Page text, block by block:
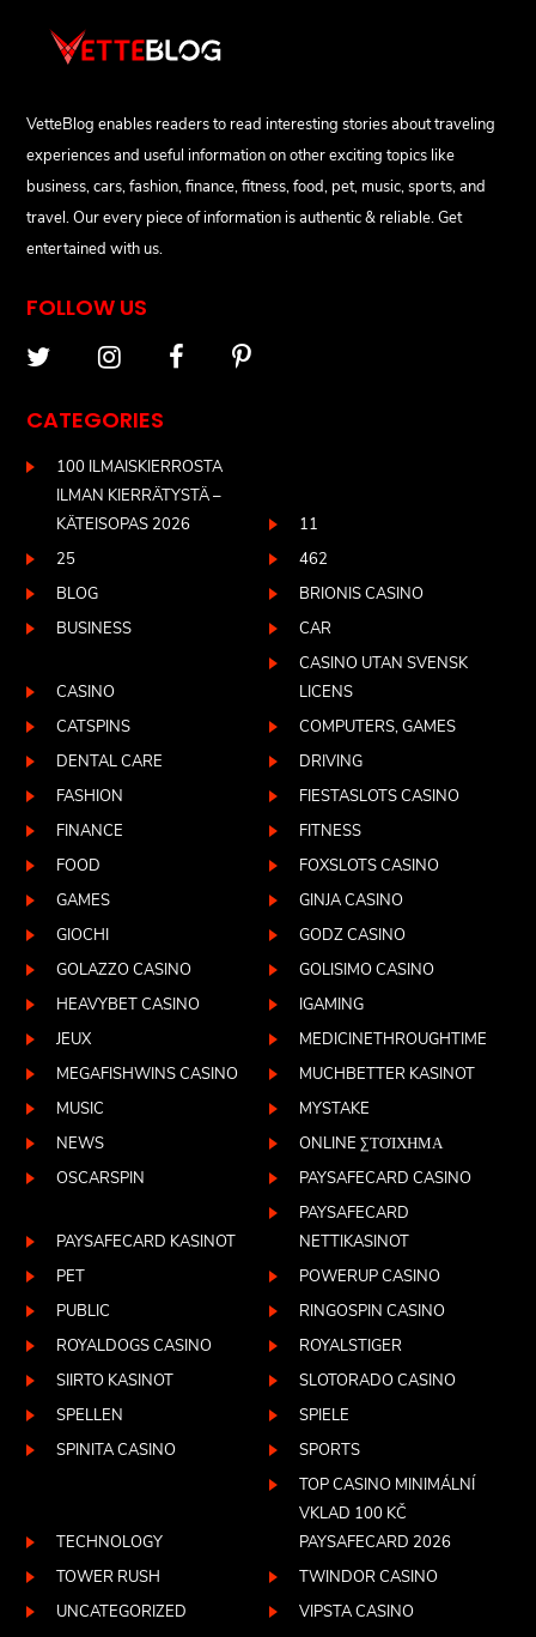
VetteBlog enables readers to read interesting stories about traveling
experiences and useful information on other exciting topics like
business, cars, fashion, finance, fitness, food, pet, music, sports, and
travel. Our every piece of information is authentic & reliable. Get
entertained with us.
FOLLOW US
CATEGORIES
100 ILMAISKIERROSTA
ILMAN KIERRÄTYSTÄ –
KÄTEISOPAS 2026
11
25
462
BLOG
BRIONIS CASINO
BUSINESS
CAR
CASINO
CASINO UTAN SVENSK
LICENS
CATSPINS
COMPUTERS, GAMES
DENTAL CARE
DRIVING
FASHION
FIESTASLOTS CASINO
FINANCE
FITNESS
FOOD
FOXSLOTS CASINO
GAMES
GINJA CASINO
GIOCHI
GODZ CASINO
GOLAZZO CASINO
GOLISIMO CASINO
HEAVYBET CASINO
IGAMING
JEUX
MEDICINETHROUGHTIME
MEGAFISHWINS CASINO
MUCHBETTER KASINOT
MUSIC
MYSTAKE
NEWS
ONLINE ΣΤΟΊΧΗΜΑ
OSCARSPIN
PAYSAFECARD CASINO
PAYSAFECARD KASINOT
PAYSAFECARD
NETTIKASINOT
PET
POWERUP CASINO
PUBLIC
RINGOSPIN CASINO
ROYALDOGS CASINO
ROYALSTIGER
SIIRTO KASINOT
SLOTORADO CASINO
SPELLEN
SPIELE
SPINITA CASINO
SPORTS
TECHNOLOGY
TOP CASINO MINIMÁLNÍ
VKLAD 100 KČ
PAYSAFECARD 2026
TOWER RUSH
TWINDOR CASINO
UNCATEGORIZED
VIPSTA CASINO